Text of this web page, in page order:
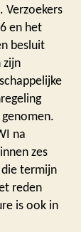
Verzoekers
en het
besluit
zijn
na
zes
termijn
reden
is ook in